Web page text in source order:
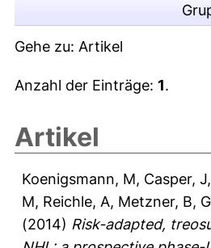
Gehe zu: Artikel
Anzahl der Einträge: 1.
Artikel
Koenigsmann, M, Casper, J,
M, Reichle, A, Metzner, B,
(2014) Risk-adapted,